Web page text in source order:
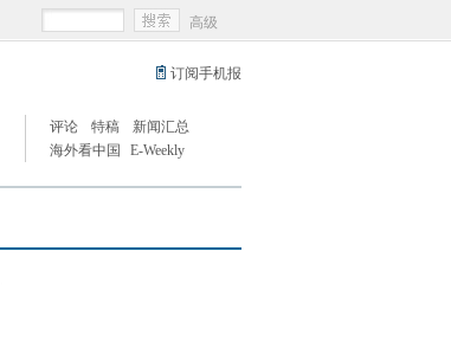
高级
订阅手机报
评论 特稿
新闻汇总
海外看中国
E-Weekly